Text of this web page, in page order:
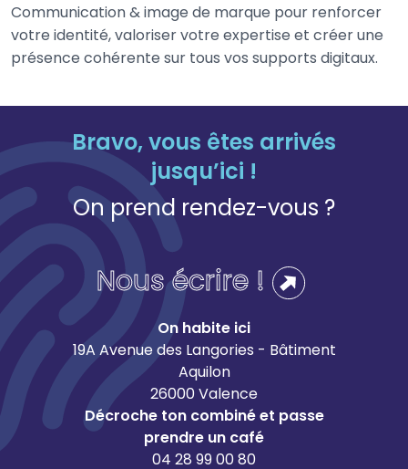
Communication & image de marque pour renforcer
votre identité, valoriser votre expertise et créer une
présence cohérente sur tous vos supports digitaux.
Bravo, vous êtes arrivés
jusqu’ici !
On prend rendez-vous ?
Nous écrire !
On habite ici
19A Avenue des Langories - Bâtiment
Aquilon
26000 Valence
Décroche ton combiné et passe
prendre un café
04 28 99 00 80